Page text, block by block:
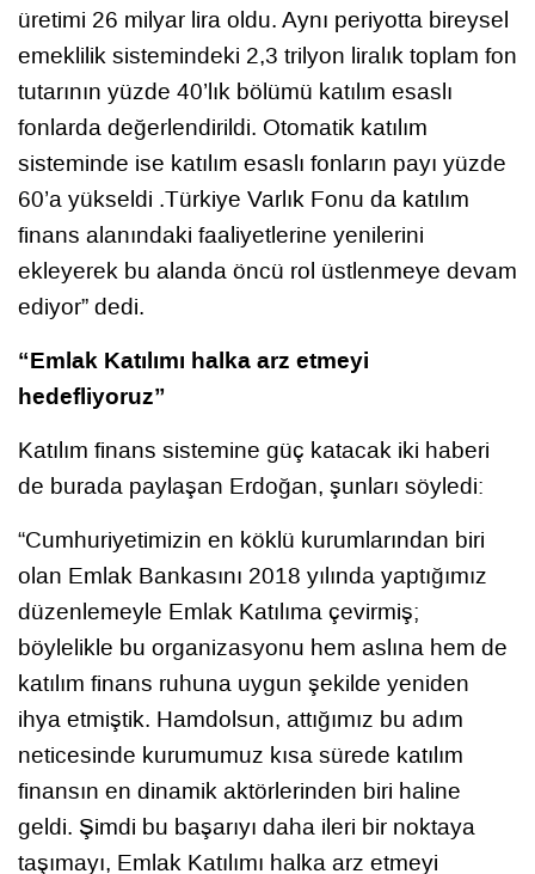
üretimi 26 milyar lira oldu. Aynı periyotta bireysel
emeklilik sistemindeki 2,3 trilyon liralık toplam fon
tutarının yüzde 40’lık bölümü katılım esaslı
fonlarda değerlendirildi. Otomatik katılım
sisteminde ise katılım esaslı fonların payı yüzde
60’a yükseldi .Türkiye Varlık Fonu da katılım
finans alanındaki faaliyetlerine yenilerini
ekleyerek bu alanda öncü rol üstlenmeye devam
ediyor” dedi.
“Emlak Katılımı halka arz etmeyi
hedefliyoruz”
Katılım finans sistemine güç katacak iki haberi
de burada paylaşan Erdoğan, şunları söyledi:
“Cumhuriyetimizin en köklü kurumlarından biri
olan Emlak Bankasını 2018 yılında yaptığımız
düzenlemeyle Emlak Katılıma çevirmiş;
böylelikle bu organizasyonu hem aslına hem de
katılım finans ruhuna uygun şekilde yeniden
ihya etmiştik. Hamdolsun, attığımız bu adım
neticesinde kurumumuz kısa sürede katılım
finansın en dinamik aktörlerinden biri haline
geldi. Şimdi bu başarıyı daha ileri bir noktaya
taşımayı, Emlak Katılımı halka arz etmeyi